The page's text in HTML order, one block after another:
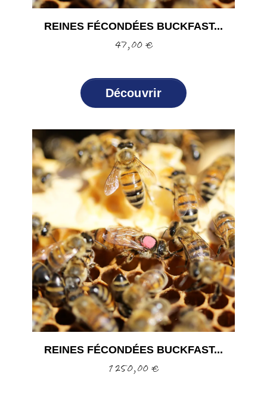
REINES FÉCONDÉES BUCKFAST...
Prix
47,00 €
Découvrir
REINES FÉCONDÉES BUCKFAST...
Prix
1 250,00 €